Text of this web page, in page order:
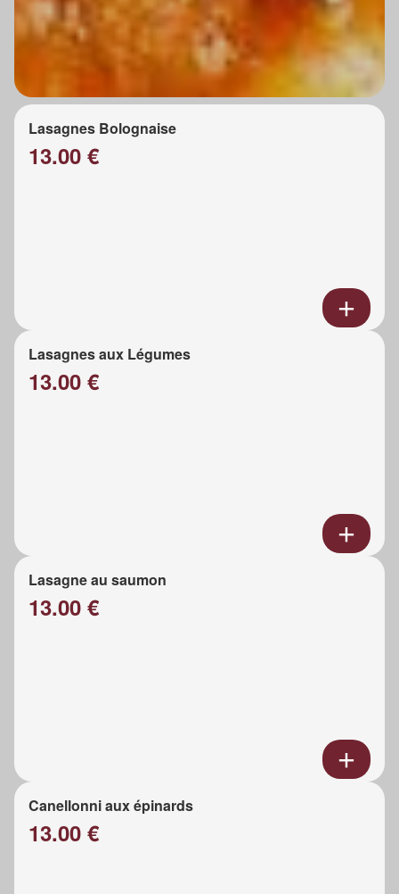
Lasagnes Bolognaise
13.00 €
Lasagnes aux Légumes
13.00 €
Lasagne au saumon
13.00 €
Canellonni aux épinards
13.00 €